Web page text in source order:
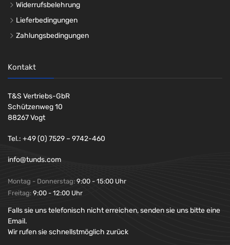
Widerrufsbelehrung
Lieferbedingungen
Zahlungsbedingungen
Kontakt
T&S Vertriebs-GbR
Schützenweg 10
88267 Vogt
Tel.: +49 (0) 7529 – 9742-460
info@tunds.com
Montag - Donnerstag: 9:00 - 15:00 Uhr
Freitag: 9:00 - 12:00 Uhr
Falls sie uns telefonisch nicht erreichen, senden sie uns bitte eine
Email.
Wir rufen sie schnellstmöglich zurück